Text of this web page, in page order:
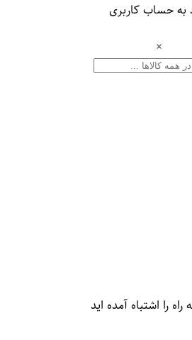
به حساب کاربری
×
راه را اشتباه آمده اید